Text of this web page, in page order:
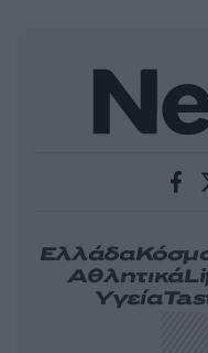
Ελλάδα
Αθλητικά
Υγεία